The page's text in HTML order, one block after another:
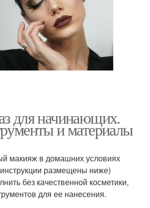
для начинающих.
и материалы
макияж в домашних условиях
размещены ниже)
без качественной косметики,
для ее нанесения.